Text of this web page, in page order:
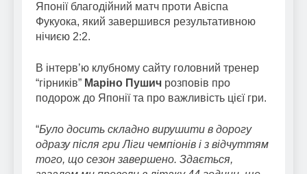
Японії благодійний матч проти Авіспа
Фукуока, який завершився результативною
нічиєю 2:2.
В інтерв’ю клубному сайту головний тренер
“гірників” Маріно Пушич розповів про
подорож до Японії та про важливість цієї гри.
“Було досить складно вирушити в дорогу
одразу після гри Ліги чемпіонів і з відчуттям
того, що сезон завершено. Здається,